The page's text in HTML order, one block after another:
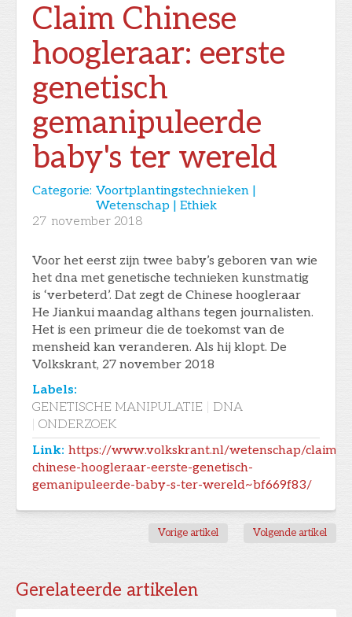
Claim Chinese
hoogleraar: eerste
genetisch
gemanipuleerde
baby's ter wereld
Categorie: Voortplantingstechnieken |
Wetenschap | Ethiek
27 november 2018
Voor het eerst zijn twee baby’s geboren van wie
het dna met genetische technieken kunstmatig
is ‘verbeterd’. Dat zegt de Chinese hoogleraar
He Jiankui maandag althans tegen journalisten.
Het is een primeur die de toekomst van de
mensheid kan veranderen. Als hij klopt. De
Volkskrant, 27 november 2018
Labels:
GENETISCHE MANIPULATIE
DNA
ONDERZOEK
Link: https://www.volkskrant.nl/wetenschap/claim-
chinese-hoogleraar-eerste-genetisch-
gemanipuleerde-baby-s-ter-wereld~bf669f83/
Vorige artikel Volgende artikel
Gerelateerde artikelen